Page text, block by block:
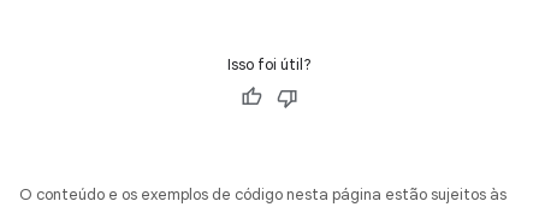
Isso foi útil?
O conteúdo e os exemplos de código nesta página estão sujeitos às